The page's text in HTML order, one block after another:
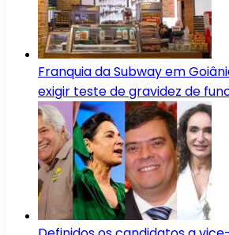
Franquia da Subway em
exigir teste de gravidez de